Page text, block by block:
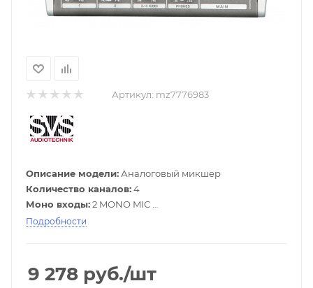
Артикул: mz7776983
Описание модели: Аналоговый микшер
Количество каналов:4
Моно входы:2 MONO MIC
Стерео входы:
Подробности
9 278 руб./шт